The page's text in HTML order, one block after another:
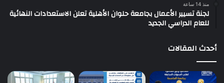
منذ 14 ساعة
لجنة تسيير الأعمال بجامعة حلوان الأهلية تعلن الاستعدادات النهائية
للعام الدراسي الجديد
أحدث المقالات